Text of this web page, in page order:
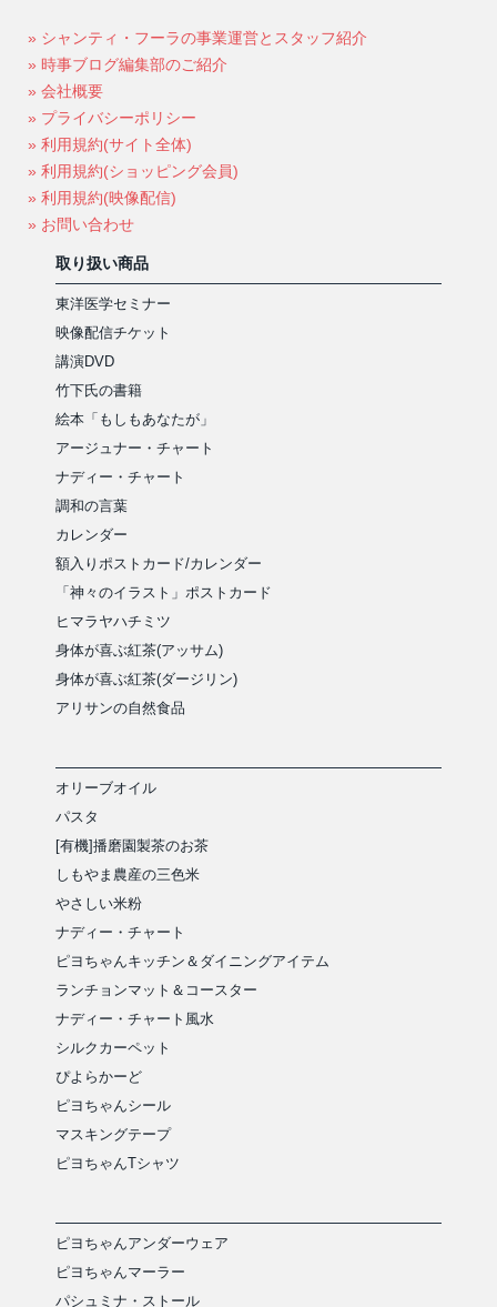
» シャンティ・フーラの事業運営とスタッフ紹介
» 時事ブログ編集部のご紹介
» 会社概要
» プライバシーポリシー
» 利用規約(サイト全体)
» 利用規約(ショッピング会員)
» 利用規約(映像配信)
» お問い合わせ
取り扱い商品
東洋医学セミナー
映像配信チケット
講演DVD
竹下氏の書籍
絵本「もしもあなたが」
アージュナー・チャート
ナディー・チャート
調和の言葉
カレンダー
額入りポストカード/カレンダー
「神々のイラスト」ポストカード
ヒマラヤハチミツ
身体が喜ぶ紅茶(アッサム)
身体が喜ぶ紅茶(ダージリン)
アリサンの自然食品
オリーブオイル
パスタ
[有機]播磨園製茶のお茶
しもやま農産の三色米
やさしい米粉
ナディー・チャート
ピヨちゃんキッチン＆ダイニングアイテム
ランチョンマット＆コースター
ナディー・チャート風水
シルクカーペット
ぴよらかーど
ピヨちゃんシール
マスキングテープ
ピヨちゃんTシャツ
ピヨちゃんアンダーウェア
ピヨちゃんマーラー
パシュミナ・ストール